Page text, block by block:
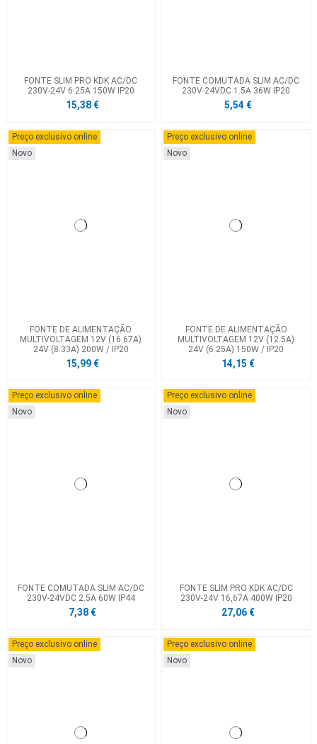
FONTE SLIM PRO KDK AC/DC
230V-24V 6.25A 150W IP20
15,38 €
FONTE COMUTADA SLIM AC/DC
230V-24VDC 1.5A 36W IP20
5,54 €
Preço exclusivo online
Novo
FONTE DE ALIMENTAÇÃO
MULTIVOLTAGEM 12V (16.67A)
24V (8.33A) 200W / IP20
15,99 €
Preço exclusivo online
Novo
FONTE DE ALIMENTAÇÃO
MULTIVOLTAGEM 12V (12.5A)
24V (6.25A) 150W / IP20
14,15 €
Preço exclusivo online
Novo
FONTE COMUTADA SLIM AC/DC
230V-24VDC 2.5A 60W IP44
7,38 €
Preço exclusivo online
Novo
FONTE SLIM PRO KDK AC/DC
230V-24V 16,67A 400W IP20
27,06 €
Preço exclusivo online
Novo
Preço exclusivo online
Novo